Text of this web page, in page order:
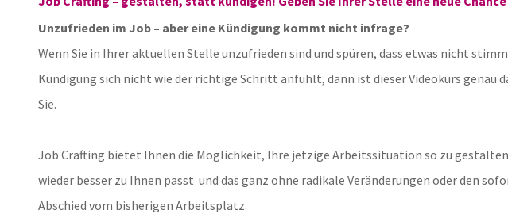
Unzufrieden im Job – aber eine Kündigung kommt nicht infrage?
Wenn Sie in Ihrer aktuellen Stelle unzufrieden sind und spüren, dass etwas nicht
Kündigung sich nicht wie der richtige Schritt anfühlt, dann ist dieser Videokurs genau
Sie.
Job Crafting bietet Ihnen die Möglichkeit, Ihre jetzige Arbeitssituation so zu
wieder besser zu Ihnen passt und das ganz ohne radikale Veränderungen oder den
Abschied vom bisherigen Arbeitsplatz.